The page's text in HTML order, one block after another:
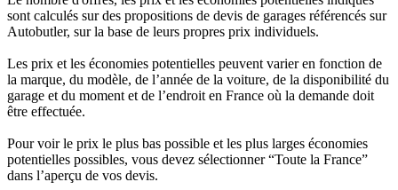
sont calculés sur des propositions de devis de garages référencés sur
Autobutler, sur la base de leurs propres prix individuels.
Les prix et les économies potentielles peuvent varier en fonction de
la marque, du modèle, de l’année de la voiture, de la disponibilité du
garage et du moment et de l’endroit en France où la demande doit
être effectuée.
Pour voir le prix le plus bas possible et les plus larges économies
potentielles possibles, vous devez sélectionner “Toute la France”
dans l’aperçu de vos devis.